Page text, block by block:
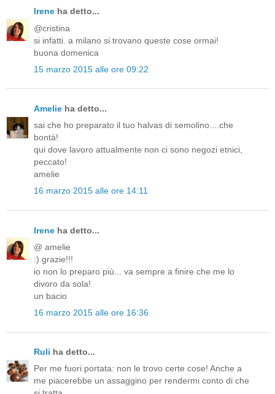
Irene ha detto...
@cristina
si infatti. a milano si trovano queste cose ormai!
buona domenica
15 marzo 2015 alle ore 09:22
Amelie ha detto...
sai che ho preparato il tuo halvas di semolino....che
bontà!
qui dove lavoro attualmente non ci sono negozi etnici,
peccato!
amelie
16 marzo 2015 alle ore 14:11
Irene ha detto...
@ amelie
:) grazie!!!
io non lo preparo più... va sempre a finire che me lo
divoro da sola!
un bacio
16 marzo 2015 alle ore 16:36
Ruli ha detto...
Per me fuori portata: non le trovo certe cose! Anche a
me piacerebbe un assaggino per rendermi conto di che